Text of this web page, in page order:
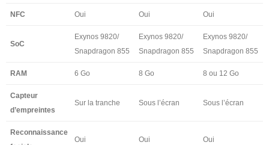
NFC Oui Oui Oui
SoC
Exynos 9820/
Snapdragon 855
Exynos 9820/
Snapdragon 855
Exynos 9820/
Snapdragon 855
RAM 6 Go 8 Go 8 ou 12 Go
Capteur
d’empreintes
Sur la tranche Sous l’écran Sous l’écran
Reconnaissance
Oui Oui Oui